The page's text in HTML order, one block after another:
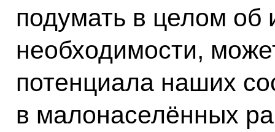
подумать в целом об
необходимости,
потенциала наших
в малонаселённых